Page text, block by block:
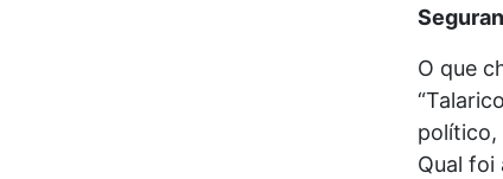
O que
político,
Qual foi